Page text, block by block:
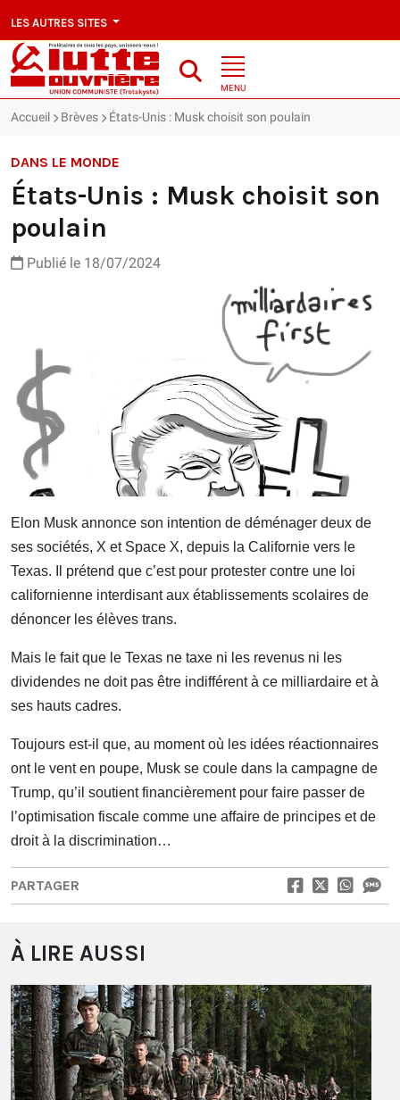
LES AUTRES SITES
MENU
Accueil Brèves États-Unis : Musk choisit son poulain
DANS LE MONDE
États-Unis : Musk choisit son
poulain
Publié le 18/07/2024
Elon Musk annonce son intention de déménager deux de
ses sociétés, X et Space X, depuis la Californie vers le
Texas. Il prétend que c’est pour protester contre une loi
californienne interdisant aux établissements scolaires de
dénoncer les élèves trans.
Mais le fait que le Texas ne taxe ni les revenus ni les
dividendes ne doit pas être indifférent à ce milliardaire et à
ses hauts cadres.
Toujours est-il que, au moment où les idées réactionnaires
ont le vent en poupe, Musk se coule dans la campagne de
Trump, qu’il soutient financièrement pour faire passer de
l’optimisation fiscale comme une affaire de principes et de
droit à la discrimination…
PARTAGER
À LIRE AUSSI